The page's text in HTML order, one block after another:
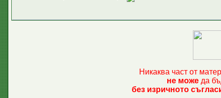
Никаква част от
не може да
без изричното